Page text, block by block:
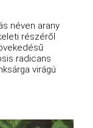
néven arany
részéről
radicans
virágú